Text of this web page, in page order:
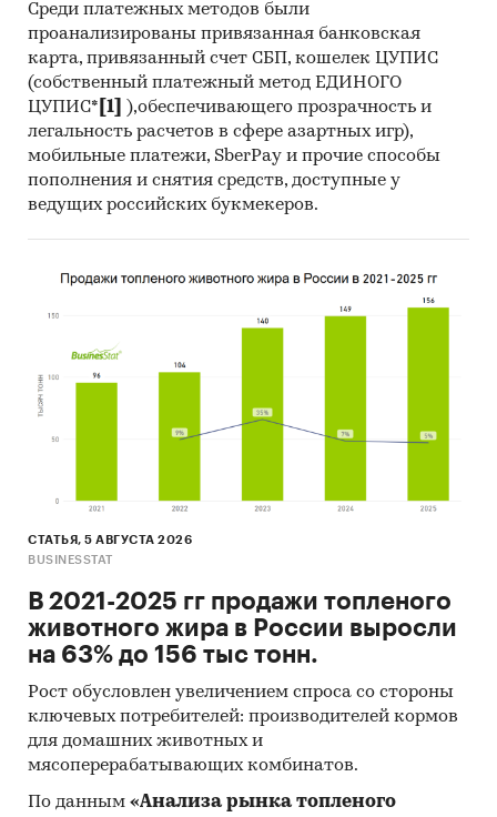
Среди платежных методов были
проанализированы привязанная банковская
карта, привязанный счет СБП, кошелек ЦУПИС
(собственный платежный метод ЕДИНОГО
ЦУПИС* [1]
),обеспечивающего прозрачность и
легальность расчетов в сфере азартных игр),
мобильные платежи, SberPay и прочие способы
пополнения и снятия средств, доступные у
ведущих российских букмекеров.
СТАТЬЯ, 5 АВГУСТА 2026
BUSINESSTAT
В 2021-2025 гг продажи топленого
животного жира в России выросли
на 63% до 156 тыс тонн.
Рост обусловлен увеличением спроса со стороны
ключевых потребителей: производителей кормов
для домашних животных и
мясоперерабатывающих комбинатов.
По данным «Анализа рынка топленого